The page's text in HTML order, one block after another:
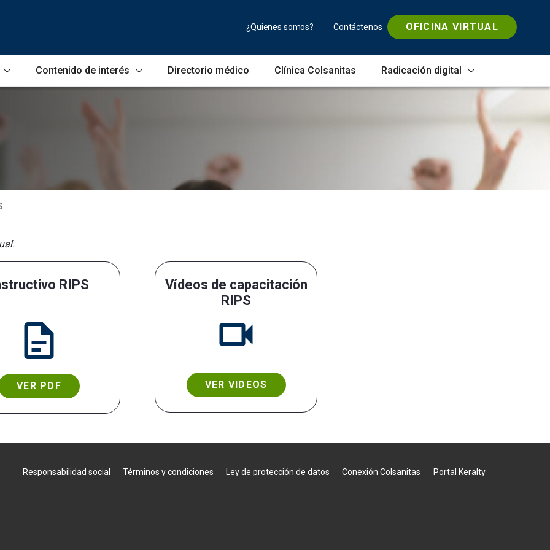
¿Quienes somos? Contáctenos OFICINA VIRTUAL
Contenido de interés Directorio médico Clínica Colsanitas Radicación digital
RIPS
VER PDF
Vídeos de capacitación
RIPS
VER VIDEOS
Responsabilidad social Términos y condiciones Ley de protección de datos Conexión Colsanitas Portal Keralty